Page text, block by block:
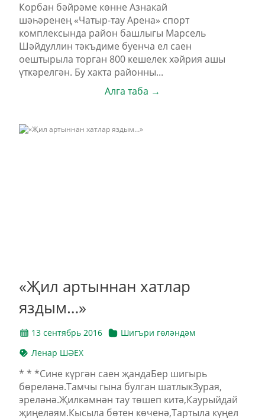
Корбан бәйрәме көнне Азнакай
шәһәренең «Чатыр-тау Арена» спорт
комплексында район башлыгы Марсель
Шәйдуллин тәкъдиме буенча ел саен
оештырыла торган 800 кешелек хәйрия ашы
үткәрелгән. Бу хакта районны...
Алга таба →
«Җил артыннан хатлар
яздым…»
13 сентябрь 2016
Шигъри гөләндәм
Ленар ШӘЕХ
* * *Сине күргән саен җандаБер шигырь
бөреләнә.Тамчы гына булган шатлыкЗурая,
эреләнә.Җилкәмнән тау төшеп китә,Каурыйдай
җиңеләям.Кысыла бөтен көченә,Тартыла күңел